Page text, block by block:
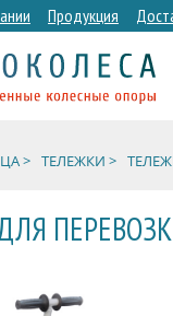
Продукция
> ТЕЛЕЖКИ >